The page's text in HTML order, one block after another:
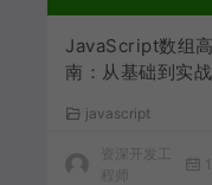
JavaScript数组
南：从基础到实
javascript
资深开发工
程师